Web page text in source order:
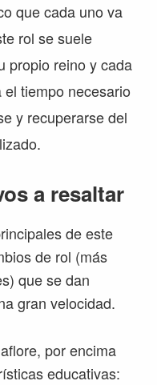
que cada uno va
rol se suele
propio reino y cada
el tiempo necesario
y recuperarse del
a resaltar
de este
de rol (más
que se dan
gran velocidad.
por encima
educativas: